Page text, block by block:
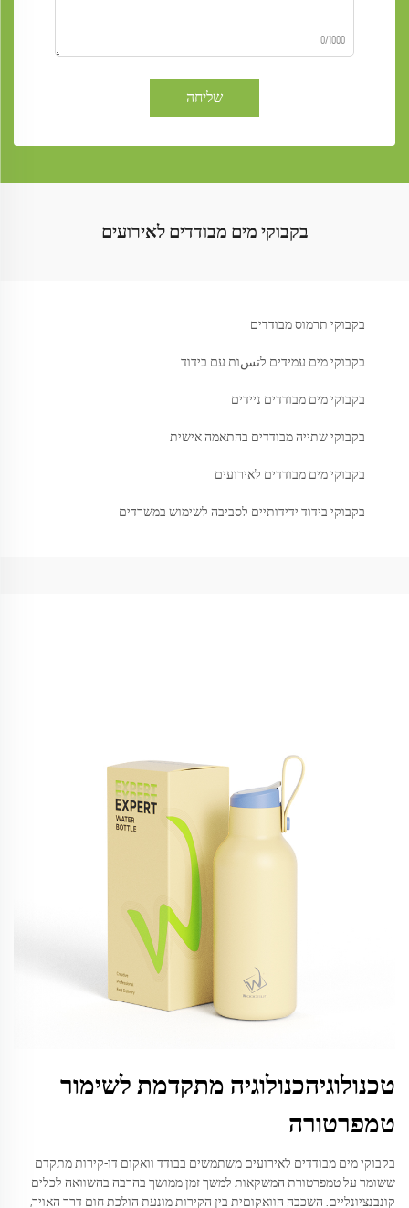
0/1000
שליחה
בקבוקי מים מבודדים לאירועים
בקבוקי תרמוס מבודדים
בקבוקי מים עמידים לتسות עם בידוד
בקבוקי מים מבודדים ניידים
בקבוקי שתייה מבודדים בהתאמה אישית
בקבוקי מים מבודדים לאירועים
בקבוקי בידוד ידידותיים לסביבה לשימוש במשרדים
טכנולוגיהכנולוגיה מתקדמת לשימור
טמפרטורה
בקבוקי מים מבודדים לאירועים משתמשים בבודד וואקום דו-קירות מתקדם
ששומר על טמפרטורת המשקאות למשך זמן ממושך בהרבה בהשוואה לכלים
קונבנציונליים. השכבה הוואקוםית בין הקירות מונעת הולכת חום דרך האויר,